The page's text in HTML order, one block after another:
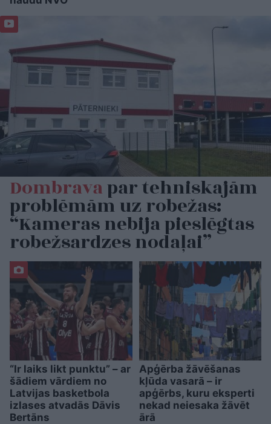
Dombravapar tehniskajām
problēmām uz robežas:
“Kameras nebija pieslēgtas
robežsardzes nodaļai”
“Ir laiks likt punktu” – ar
šādiem vārdiem no
Latvijas basketbola
izlases atvadās Dāvis
Bertāns
Apģērba žāvēšanas
kļūda vasarā – ir
apģērbs, kuru eksperti
nekad neiesaka žāvēt
ārā